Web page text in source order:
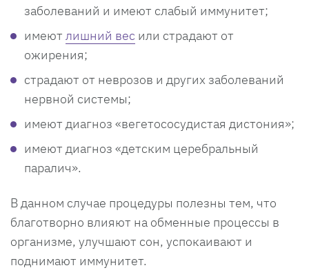
заболеваний и имеют слабый иммунитет;
имеют лишний вес или страдают от
ожирения;
страдают от неврозов и других заболеваний
нервной системы;
имеют диагноз «вегетососудистая дистония»;
имеют диагноз «детским церебральный
паралич».
В данном случае процедуры полезны тем, что
благотворно влияют на обменные процессы в
организме, улучшают сон, успокаивают и
поднимают иммунитет.